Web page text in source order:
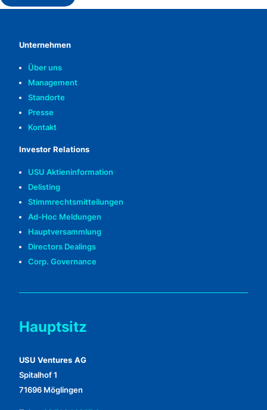
Unternehmen
Über uns
Management
Standorte
Presse
Kontakt
Investor Relations
USU Aktieninformation
Delisting
Stimmrechtsmitteilungen
Ad-Hoc Meldungen
Hauptversammlung
Directors Dealings
Corp. Governance
Hauptsitz
USU Ventures AG
Spitalhof 1
71696 Möglingen